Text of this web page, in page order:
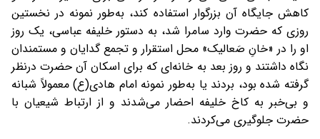
کاهش جایگاه آن بزرگوار استفاده کند، به‌طور نمونه در نخستین
روزی که حضرت وارد سامرا شد، به دستور خلیفه عباسی، یک روز
او را در «خانِ صَعالیک» محل استقرار و تجمع گدایان و مستمندان
نگاه داشتند و روز بعد به خانه‌ای که برای اسکان آن حضرت درنظر
گرفته شده بود، بردند یا به‌طور نمونه امام هادی(ع) معمولاً شبانه
و بی‌خبر به کاخ خلیفه احضار می‌شدند و از ارتباط شیعیان با
حضرت جلوگیری می‌کردند.